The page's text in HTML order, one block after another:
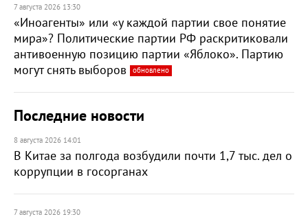
7 августа 2026 13:30
«Иноагенты» или «у каждой партии свое понятие
мира»? Политические партии РФ раскритиковали
антивоенную позицию партии «Яблоко». Партию
могут снять выборов
обновлено
Последние новости
8 августа 2026 14:01
В Китае за полгода возбудили почти 1,7 тыс. дел о
коррупции в госорганах
7 августа 2026 19:30